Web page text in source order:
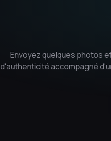
Envoyez quelques photos
d'authenticité accompagné